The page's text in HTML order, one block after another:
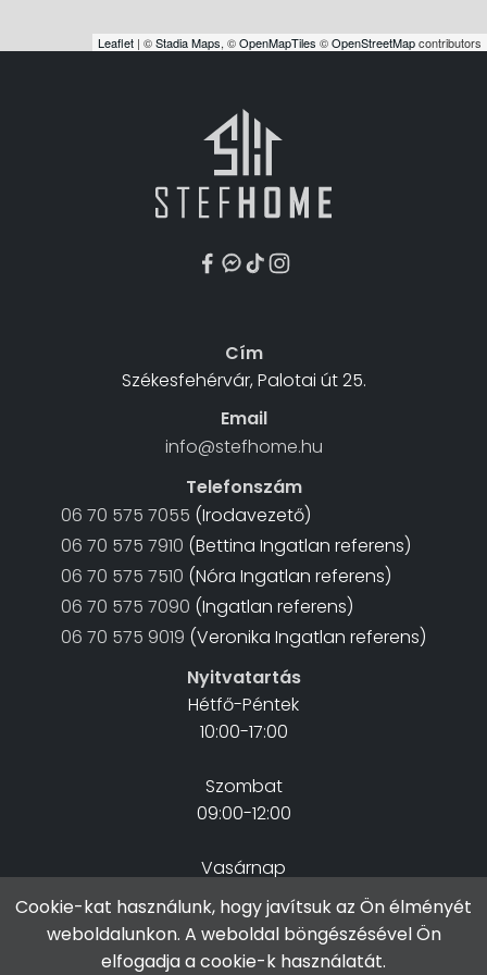
Leaflet | ©Stadia Maps, ©OpenMapTiles ©OpenStreetMapcontributors
Cím
Székesfehérvár, Palotai út 25.
Email
info@stefhome.hu
Telefonszám
06 70 575 7055 (Irodavezető)
06 70 575 7910 (Bettina Ingatlan referens)
06 70 575 7510 (Nóra Ingatlan referens)
06 70 575 7090 (Ingatlan referens)
06 70 575 9019 (Veronika Ingatlan referens)
Nyitvatartás
Hétfő-Péntek
10:00-17:00
Szombat
09:00-12:00
Vasárnap
Zárva
Copyright © 2026 STEFHOME Minden jog fenntartva!
Cookie-kat használunk, hogy javítsuk az Ön élményét
weboldalunkon. A weboldal böngészésével Ön
elfogadja a cookie-k használatát.